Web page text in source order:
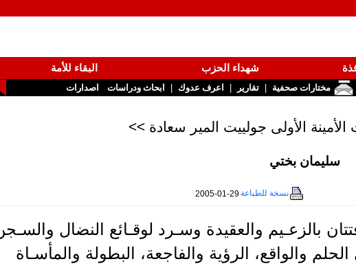
شهداء الحزب
البقاء للأمة
مختارات صحفية | تقارير | اعرف عدوك | ابحاث ودراسات اصدارات
الأولى جولييت المير سعادة >>
سليمان بختي
نسخة للطباعة2005-01-29
بالزعـيم والعقيدة وسـرد لوقـائع النضال
والواقع، الرؤية والفاجعة، البطولة والمأسـاة